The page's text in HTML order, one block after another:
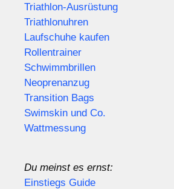
Triathlon-Ausrüstung
Triathlonuhren
Laufschuhe kaufen
Rollentrainer
Schwimmbrillen
Neoprenanzug
Transition Bags
Swimskin und Co.
Wattmessung
Du meinst es ernst:
Einstiegs Guide